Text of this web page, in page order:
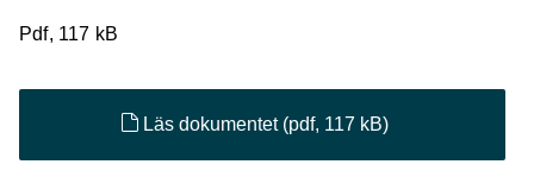
Pdf, 117 kB
Läs dokumentet (pdf, 117 kB)